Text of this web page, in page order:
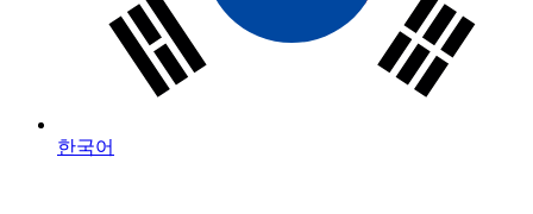
한국어